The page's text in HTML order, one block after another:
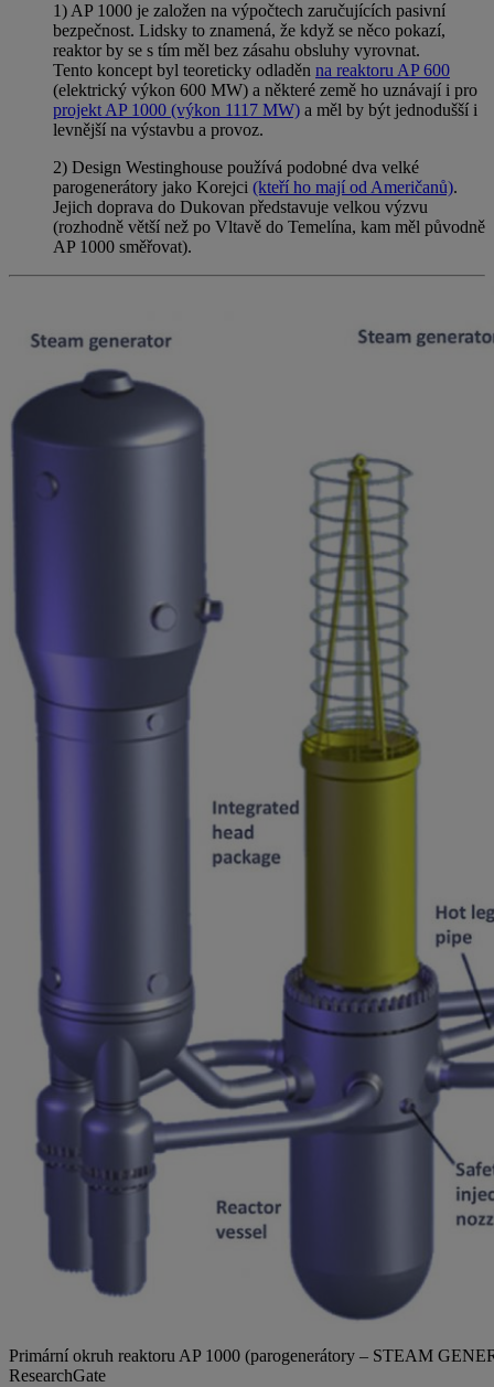
1) AP 1000 je založen na výpočtech zaručujících pasivní
bezpečnost. Lidsky to znamená, že když se něco pokazí,
reaktor by se s tím měl bez zásahu obsluhy vyrovnat.
Tento koncept byl teoreticky odladěn na reaktoru AP 600
(elektrický výkon 600 MW) a některé země ho uznávají i pro
projekt AP 1000 (výkon 1117 MW) a měl by být jednodušší i
levnější na výstavbu a provoz.
2) Design Westinghouse používá podobné dva velké
parogenerátory jako Korejci (kteří ho mají od Američanů).
Jejich doprava do Dukovan představuje velkou výzvu
(rozhodně větší než po Vltavě do Temelína, kam měl původně
AP 1000 směřovat).
Primární okruh reaktoru AP 1000 (parogenerátory – STEAM
ResearchGate